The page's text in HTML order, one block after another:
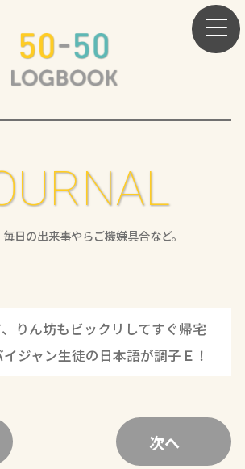
日の出来事やらご機嫌具合など。
りん坊もビックリしてすぐ帰宅
ジャン生徒の日本語が調子Ｅ！
次へ